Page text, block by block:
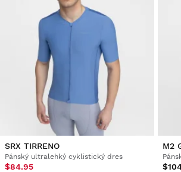
Ověřený zákazník
Magdalena Barrios Barceló
Cycling Jersey Siroko M2 Sestriere XS
Jsem potěšen mým produktem.
Bylo toto hodnocení užitečná? Ano
SRX TIRRENO
Pánský ultralehký cyklistický dres
$84.95
M2